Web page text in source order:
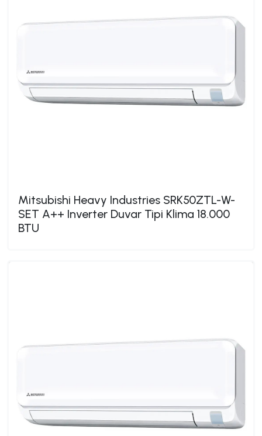
Mitsubishi Heavy Industries SRK50ZTL-W-
SET A++ Inverter Duvar Tipi Klima 18.000
BTU